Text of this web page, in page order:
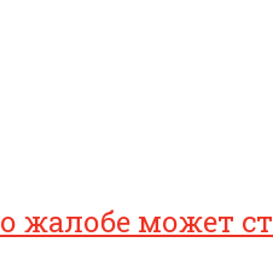
жалобе может